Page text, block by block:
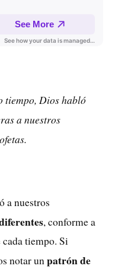
tiempo, Dios habló
a nuestros
a nuestros
, conforme a
tiempo. Si
notar unpatrón de